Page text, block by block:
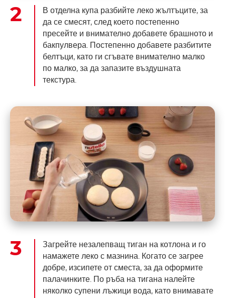
В отделна купа разбийте леко жълтъците, за
да се смесят, след което постепенно
пресейте и внимателно добавете брашното и
бакпулвера. Постепенно добавете разбитите
белтъци, като ги сгъвате внимателно малко
по малко, за да запазите въздушната
текстура.
Загрейте незалепващ тиган на котлона и го
намажете леко с мазнина. Когато се загрее
добре, изсипете от сместа, за да оформите
палачинките. По ръба на тигана налейте
няколко супени лъжици вода, като внимавате